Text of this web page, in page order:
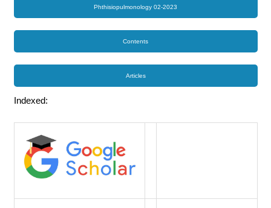
Phthisiopulmonology 02-2023
Contents
Articles
Indexed: